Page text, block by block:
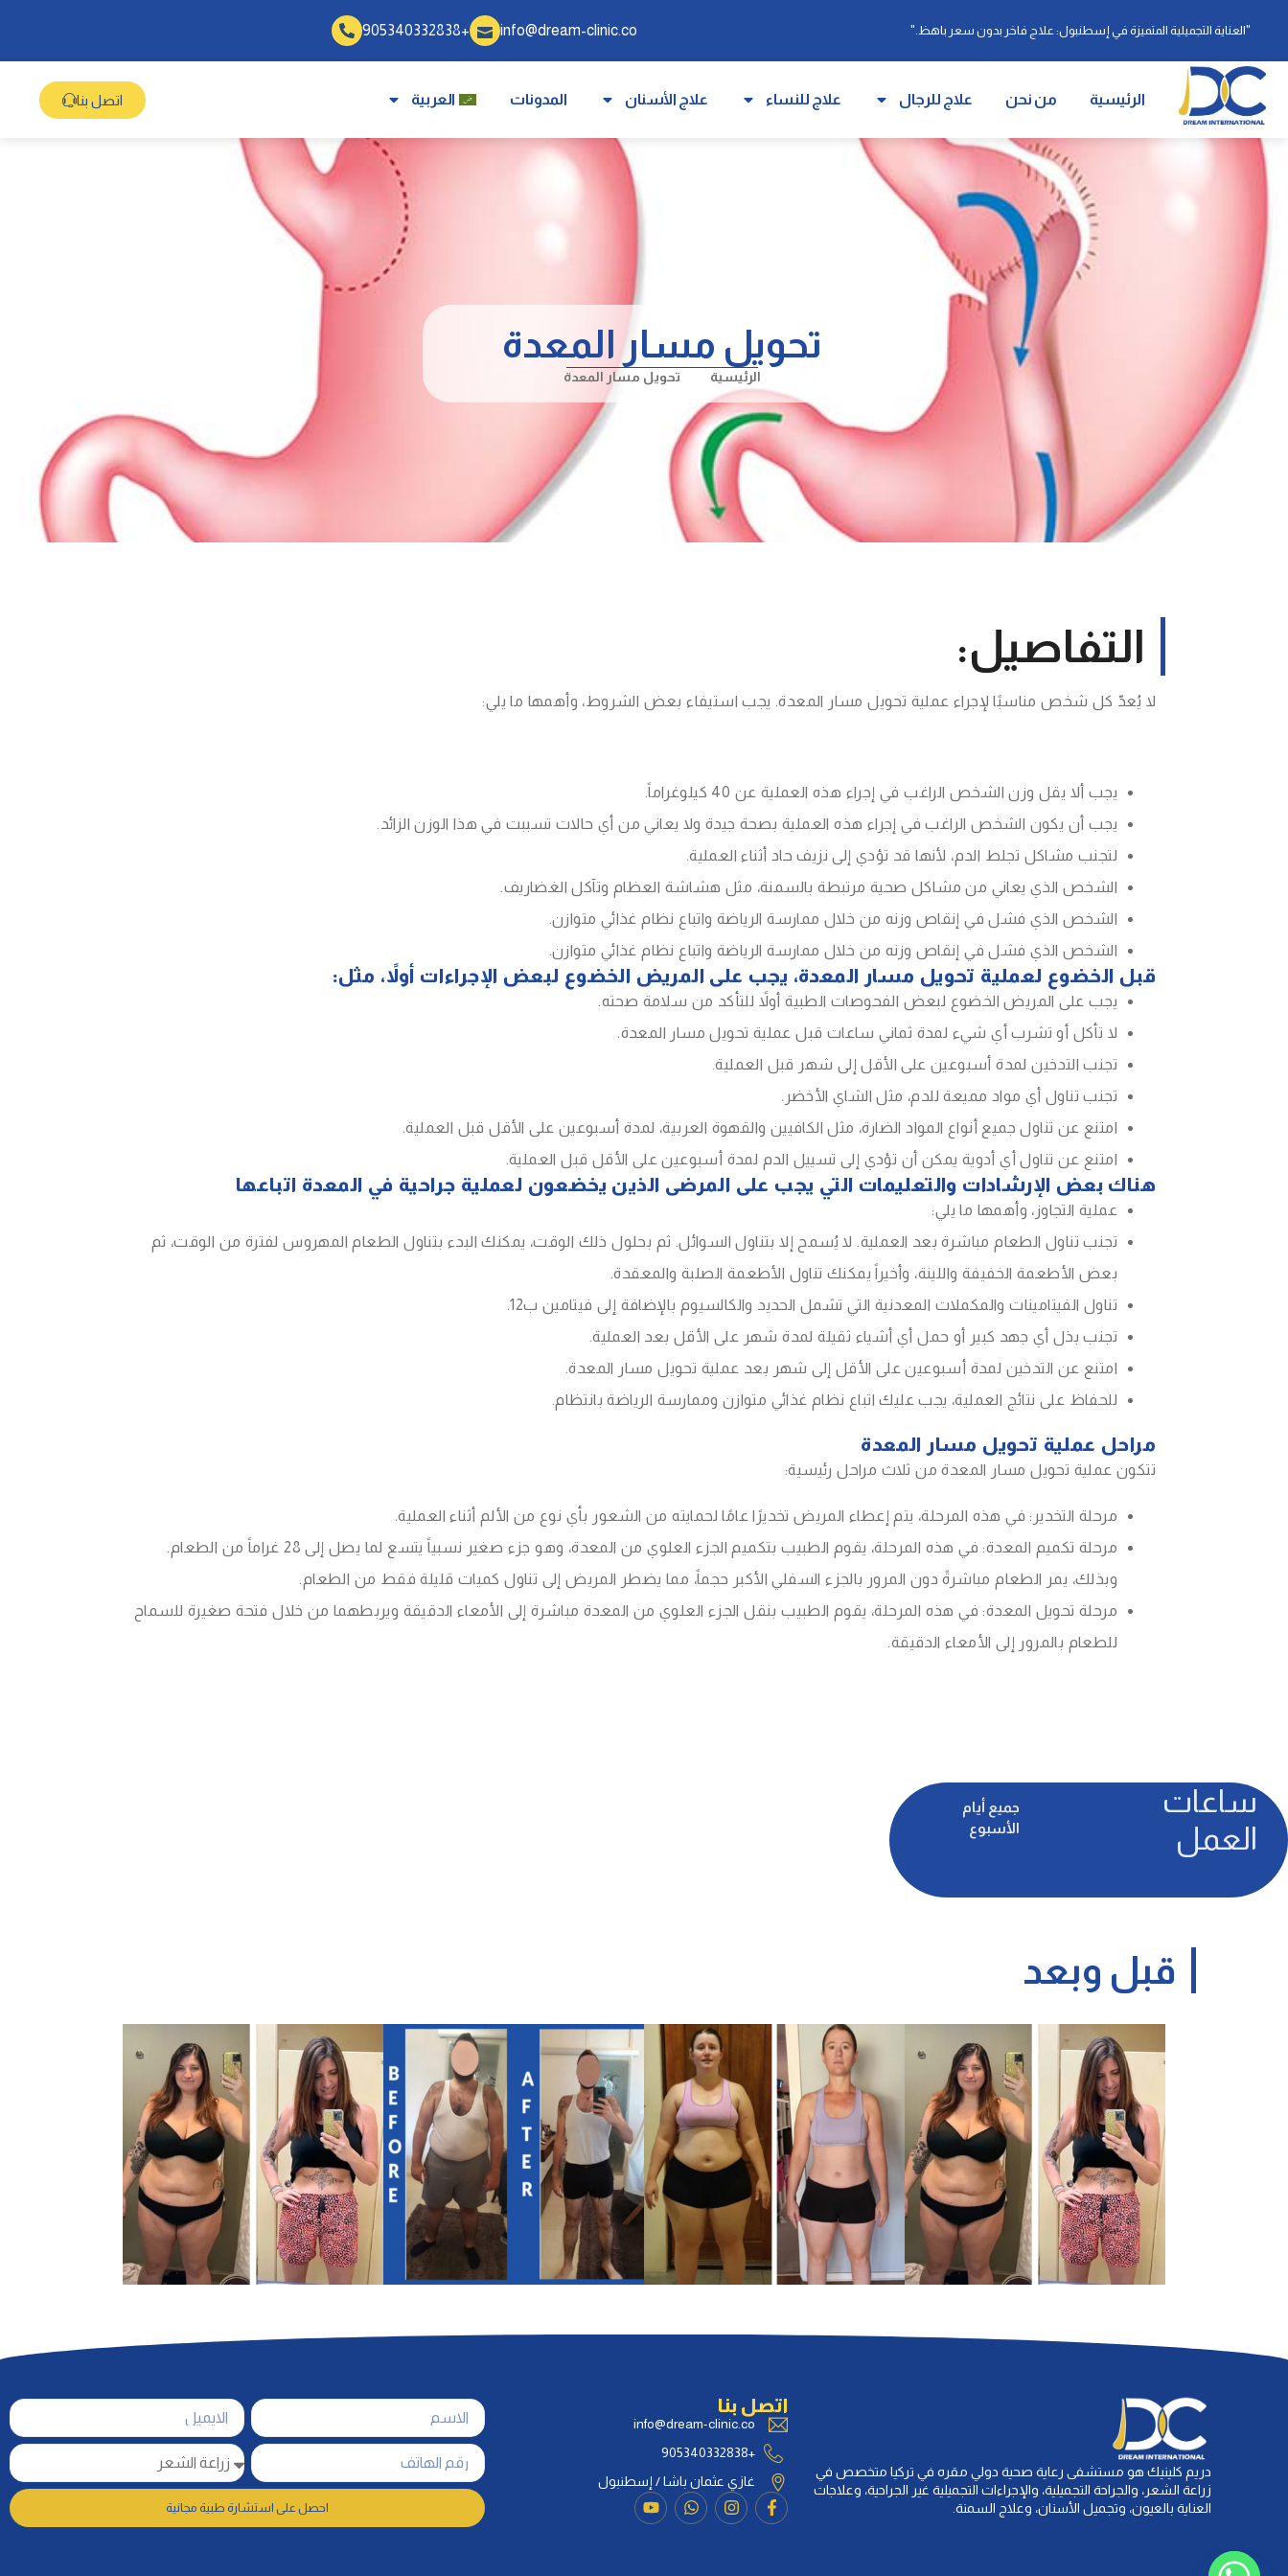
"العناية التجميلية المتميزة في إسطنبول: علاج فاخر بدون سعر باهظ." info@dream-clinic.co
+905340332838
الرئيسية من نحن علاج للرجال علاج للنساء علاج الأسنان المدونات العربية اتصل بنا
تحويل مسار المعدة
الرئيسية تحويل مسار المعدة
التفاصيل:
لا يُعدّ كل شخص مناسبًا لإجراء عملية تحويل مسار المعدة. يجب استيفاء بعض الشروط، وأهمها ما يلي:
يجب ألا يقل وزن الشخص الراغب في إجراء هذه العملية عن 40 كيلوغراماً.
يجب أن يكون الشخص الراغب في إجراء هذه العملية بصحة جيدة ولا يعاني من أي حالات تسببت في هذا الوزن الزائد.
لتجنب مشاكل تجلط الدم، لأنها قد تؤدي إلى نزيف حاد أثناء العملية.
الشخص الذي يعاني من مشاكل صحية مرتبطة بالسمنة، مثل هشاشة العظام وتآكل الغضاريف.
الشخص الذي فشل في إنقاص وزنه من خلال ممارسة الرياضة واتباع نظام غذائي متوازن.
الشخص الذي فشل في إنقاص وزنه من خلال ممارسة الرياضة واتباع نظام غذائي متوازن.
قبل الخضوع لعملية تحويل مسار المعدة، يجب على المريض الخضوع لبعض الإجراءات أولاً، مثل:
يجب على المريض الخضوع لبعض الفحوصات الطبية أولاً للتأكد من سلامة صحته.
لا تأكل أو تشرب أي شيء لمدة ثماني ساعات قبل عملية تحويل مسار المعدة.
تجنب التدخين لمدة أسبوعين على الأقل إلى شهر قبل العملية.
تجنب تناول أي مواد مميعة للدم، مثل الشاي الأخضر.
امتنع عن تناول جميع أنواع المواد الضارة، مثل الكافيين والقهوة العربية، لمدة أسبوعين على الأقل قبل العملية.
امتنع عن تناول أي أدوية يمكن أن تؤدي إلى تسييل الدم لمدة أسبوعين على الأقل قبل العملية.
هناك بعض الإرشادات والتعليمات التي يجب على المرضى الذين يخضعون لعملية جراحية في المعدة اتباعها
عملية التجاوز، وأهمها ما يلي:
تجنب تناول الطعام مباشرة بعد العملية. لا يُسمح إلا بتناول السوائل. ثم بحلول ذلك الوقت، يمكنك البدء بتناول الطعام المهروس لفترة من الوقت، ثم
بعض الأطعمة الخفيفة واللينة، وأخيراً يمكنك تناول الأطعمة الصلبة والمعقدة.
تناول الفيتامينات والمكملات المعدنية التي تشمل الحديد والكالسيوم بالإضافة إلى فيتامين ب12.
تجنب بذل أي جهد كبير أو حمل أي أشياء ثقيلة لمدة شهر على الأقل بعد العملية.
امتنع عن التدخين لمدة أسبوعين على الأقل إلى شهر بعد عملية تحويل مسار المعدة.
للحفاظ على نتائج العملية، يجب عليك اتباع نظام غذائي متوازن وممارسة الرياضة بانتظام.
مراحل عملية تحويل مسار المعدة
تتكون عملية تحويل مسار المعدة من ثلاث مراحل رئيسية:
مرحلة التخدير: في هذه المرحلة، يتم إعطاء المريض تخديرًا عامًا لحمايته من الشعور بأي نوع من الألم أثناء العملية.
مرحلة تكميم المعدة: في هذه المرحلة، يقوم الطبيب بتكميم الجزء العلوي من المعدة، وهو جزء صغير نسبياً يتسع لما يصل إلى 28 غراماً من الطعام.
وبذلك، يمر الطعام مباشرةً دون المرور بالجزء السفلي الأكبر حجماً، مما يضطر المريض إلى تناول كميات قليلة فقط من الطعام.
مرحلة تحويل المعدة: في هذه المرحلة، يقوم الطبيب بنقل الجزء العلوي من المعدة مباشرة إلى الأمعاء الدقيقة ويربطهما من خلال فتحة صغيرة للسماح
للطعام بالمرور إلى الأمعاء الدقيقة.
ساعات
العمل
جميع أيام
الأسبوع
قبل وبعد
دريم كلينيك هو مستشفى رعاية صحية دولي مقره في تركيا متخصص في
زراعة الشعر، والجراحة التجميلية، والإجراءات التجميلية غير الجراحية، وعلاجات
العناية بالعيون، وتجميل الأسنان، وعلاج السمنة.
اتصل بنا
info@dream-clinic.co
+905340332838
غازي عثمان باشا / إسطنبول
احصل على استشارة طبية مجانية